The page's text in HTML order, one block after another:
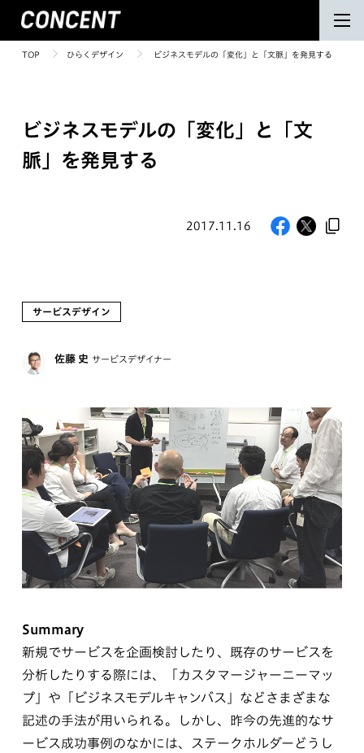
TOP ひらくデザイン ビジネスモデルの「変化」と「文脈」を発見する
ビジネスモデルの「変化」と「文
脈」を発見する
2017.11.16
サービスデザイン
佐藤 史 サービスデザイナー
Summary
新規でサービスを企画検討したり、既存のサービスを
分析したりする際には、「カスタマージャーニーマッ
プ」や「ビジネスモデルキャンバス」などさまざまな
記述の手法が用いられる。しかし、昨今の先進的なサ
ービス成功事例のなかには、ステークホルダーどうし